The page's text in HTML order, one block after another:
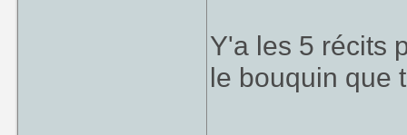
Y'a les 5 récits
le bouquin que